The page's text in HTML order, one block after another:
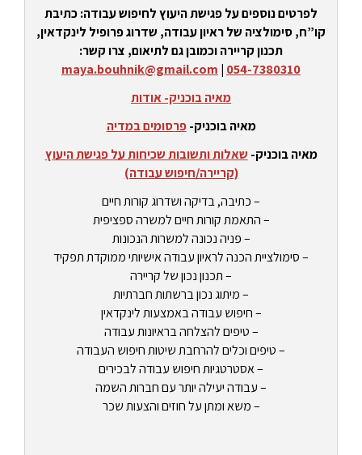
לפרטים נוספים על פגישת היעוץ לחיפוש עבודה: כתיבת
קו”ח, סימולציה של ראיון עבודה, שדרוג פרופיל לינקדאין,
תכנון קריירה וכמובן גם לתיאום, צרו קשר:
054-7380310
|
maya.bouhnik@gmail.com
מאיה בוכניק- אודות
מאיה בוכניק-פרסומים במדיה
מאיה בוכניק- שאלות ותשובות שכיחות על פגישת היעוץ
(קריירה/חיפוש עבודה)
– כתיבה, בדיקה ושדרוג קורות חיים
– התאמת קורות חיים למשרה ספציפית
– פניה נכונה למשרות הנכונות
– סימולציית הכנה לראיון עבודה אישיותי ממוקדת תפקיד
– תכנון נכון של קריירה
– מיתוג נכון ברשתות חברתיות
– חיפוש עבודה באמצעות לינקדאין
– טיפים להצלחה בראיונות עבודה
– טיפים וכלים להרחבת שיטות חיפוש העבודה
– אסטרטגיות חיפוש עבודה לבכירים
– עבודה יעילה יותר עם חברות השמה
– משא ומתן על חוזים והצעות שכר